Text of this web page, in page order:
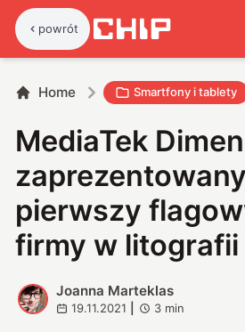
powrót
Home Smartfony i tablety
MediaTek
pierwszy
firmy w litografii
J
Joanna Marteklas
19.11.2021 3 min